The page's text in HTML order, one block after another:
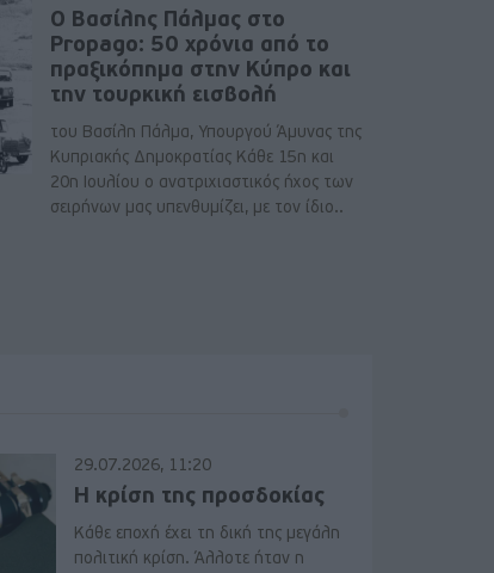
Ο Βασίλης Πάλμας στο
Propago: 50 χρόνια από το
πραξικόπημα στην Κύπρο και
την τουρκική εισβολή
του Βασίλη Πάλμα, Υπουργού Άμυνας της
Κυπριακής Δημοκρατίας Κάθε 15η και
20η Ιουλίου ο ανατριχιαστικός ήχος των
σειρήνων μας υπενθυμίζει, με τον ίδιο..
29.07.2026, 11:20
Η κρίση της προσδοκίας
Κάθε εποχή έχει τη δική της μεγάλη
πολιτική κρίση. Άλλοτε ήταν η